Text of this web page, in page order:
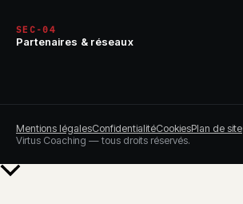
SEC-04
Partenaires & réseaux
Mentions légalesConfidentialitéCookiesPlan de site
Virtus Coaching — tous droits réservés.